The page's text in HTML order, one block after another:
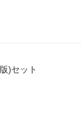
)セット